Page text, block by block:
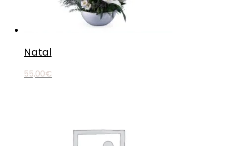
Natal
55,00€